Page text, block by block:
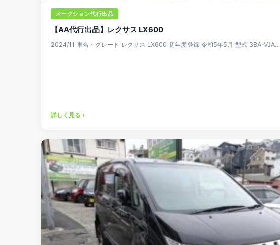
オークション代行出品
【AA代行出品】レクサス LX600
2024/11 車名・グレード レクサス LX600 初年度登録 令和5年5月 型式 3BA-VJA…
詳しく見る ›